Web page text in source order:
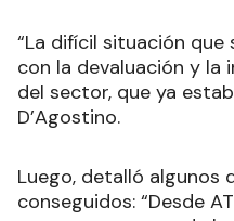
“La difícil situación
con la devaluación y la
del sector, que ya
D’Agostino.
Luego, detalló algunos
conseguidos: “Desde